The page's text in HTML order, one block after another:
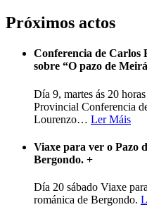
Próximos actos
Conferencia de Carlos
sobre “O pazo de
Día 9, martes ás 20
Provincial Conferencia
Lourenzo… Ler Máis
Viaxe para ver o Pazo
Bergondo. +
Día 20 sábado Viaxe
románica de Bergondo.